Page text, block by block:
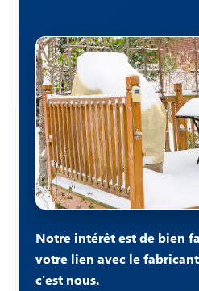
Notre intérêt est de bien
votre lien avec le
c’est nous.